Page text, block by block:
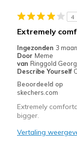
page
met
de
migratiegeschiedenis
de
bezoeken.
4
Extremely
Ingezonden 3
Door Meme
van Ringgold
Describe Yourself
Beoordeeld op
skechers.com
Extremely
bigger.
Vertaling